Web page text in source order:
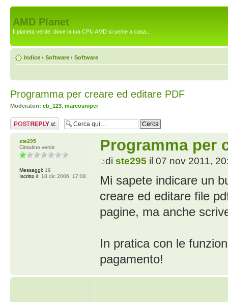
AMD Planet
Il pianeta verde: dove la tua CPU AMD si sente a casa...
Indice ‹ Software ‹ Software
Programma per creare ed editare PDF
Moderatori: cb_123 marcosniper
Rispondi al
messaggio
Programma per
di ste295 il 07 nov 2011,
Mi sapete indicare un
creare ed editare file
pagine, ma anche
In pratica con le
pagamento!
ste295
Cittadino verde
Messaggi: 19
Iscritto il: 18 dic 2006, 17:08